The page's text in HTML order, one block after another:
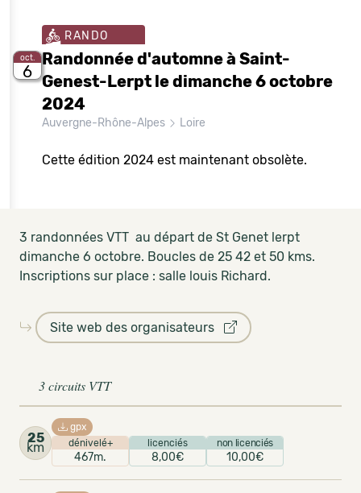
oct.
6
RANDO
Randonnée d'automne à Saint-
Genest-Lerpt le dimanche 6 octobre
2024
Auvergne-Rhône-Alpes Loire
Cette édition 2024 est maintenant obsolète.
3 randonnées VTT au départ de St Genet lerpt
dimanche 6 octobre. Boucles de 25 42 et 50 kms.
Inscriptions sur place : salle louis Richard.
Site web des organisateurs
3 circuits VTT
25
km
gpx
dénivelé+
467m.
licenciés
8,00€
non licenciés
10,00€